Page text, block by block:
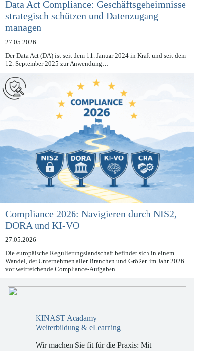
Data Act Compliance: Geschäftsgeheimnisse
strategisch schützen und Datenzugang
managen
27.05.2026
Der Data Act (DA) ist seit dem 11. Januar 2024 in Kraft und seit dem
Compliance 2026: Navigieren durch NIS2,
DORA und KI-VO
27.05.2026
Die europäische Regulierungslandschaft befindet sich in einem
Wandel, der Unternehmen aller Branchen und Größen im Jahr 2026
KINAST Acadamy